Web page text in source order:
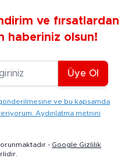
ve fırsatlardan
haberiniz olsun!
E-posta Adresiniz
Üye Ol
ve bu kapsamda
Aydınlatma metnini
- Google Gizlilik